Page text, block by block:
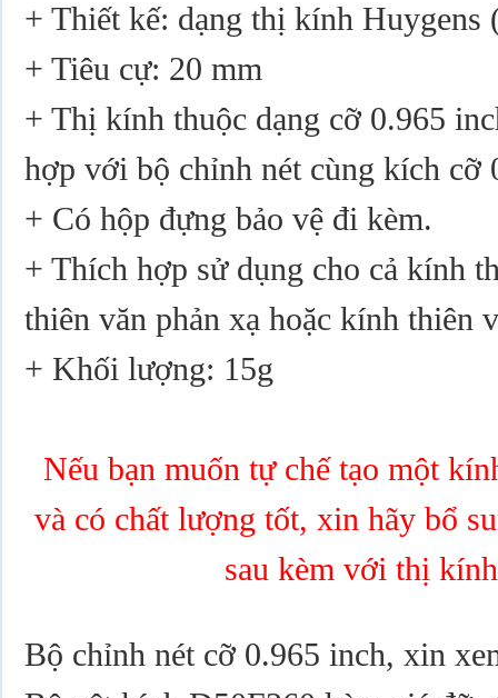
+ Thiết kế: dạng thị kính Huygens
+ Tiêu cự: 20 mm
+ Thị kính thuộc dạng cỡ 0.965
hợp với bộ chỉnh nét cùng kích cỡ
+ Có hộp đựng bảo vệ đi kèm.
+ Thích hợp sử dụng cho cả kính
thiên văn phản xạ hoặc kính thiên
+ Khối lượng: 15g
Nếu bạn muốn tự chế tạo một
và có chất lượng tốt, xin hãy bổ
sau kèm với thị
Bộ chỉnh nét cỡ 0.965 inch, xin